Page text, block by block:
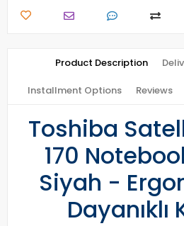
Product Description
Installment Options Reviews
Toshiba
170
Siyah -
Dayanıklı